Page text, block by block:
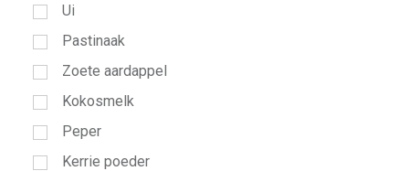
Ui
Pastinaak
Zoete aardappel
Kokosmelk
Peper
Kerrie poeder